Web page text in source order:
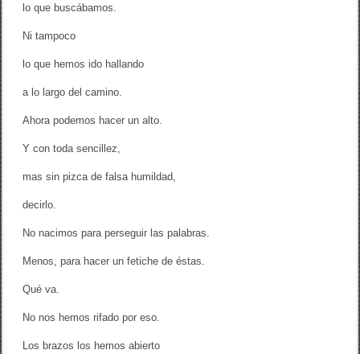
lo que buscábamos.
Ni tampoco
lo que hemos ido hallando
a lo largo del camino.
Ahora podemos hacer un alto.
Y con toda sencillez,
mas sin pizca de falsa humildad,
decirlo.
No nacimos para perseguir las palabras.
Menos, para hacer un fetiche de éstas.
Qué va.
No nos hemos rifado por eso.
Los brazos los hemos abierto